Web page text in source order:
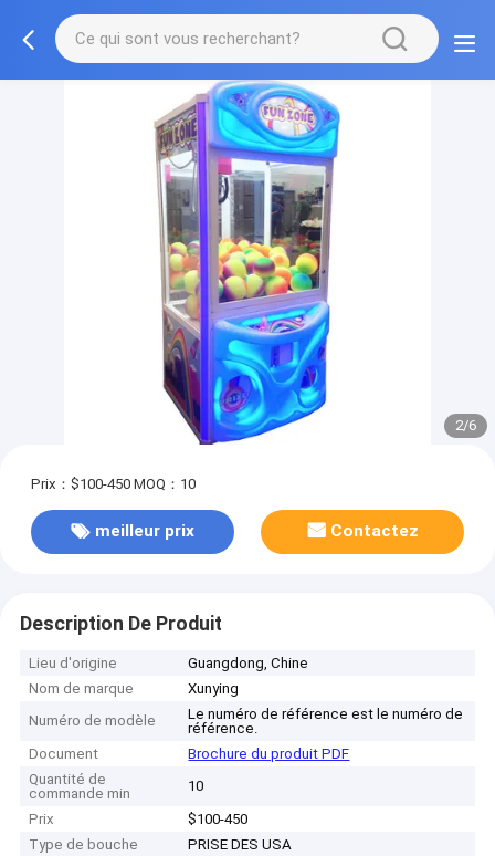
2/6
Prix：$100-450 MOQ：10
meilleur prix Contactez
Description De Produit
Lieu d'origine
Guangdong, Chine
Nom de marque
Xunying
Numéro de modèle
Le numéro de référence est le numéro de
référence.
Document
Brochure du produit PDF
Quantité de
commande min
10
Prix
$100-450
Type de bouche
PRISE DES USA